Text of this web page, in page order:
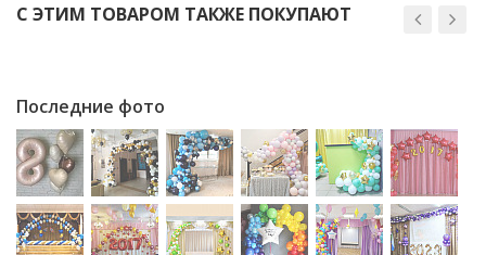
С ЭТИМ ТОВАРОМ ТАКЖЕ ПОКУПАЮТ
Последние фото